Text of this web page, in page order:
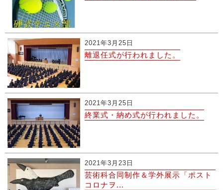
2021年3月25日
離退任式が行われました。
2021年3月25日
終業式・納め式が行われました。
2021年3月23日
芸術科合同制作＆学外展示「ポスト
コロナヲ...